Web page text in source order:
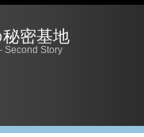
秘密基地
Second Story